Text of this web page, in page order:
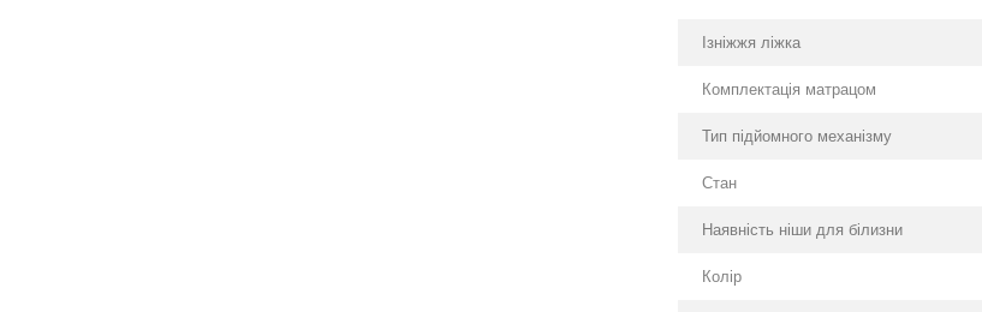
Ізніжжя ліжка
Комплектація матрацом
Тип підйомного механізму
Стан
Наявність ніши для білизни
Колір